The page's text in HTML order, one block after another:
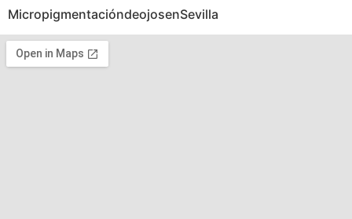
MicropigmentacióndeojosenSevilla